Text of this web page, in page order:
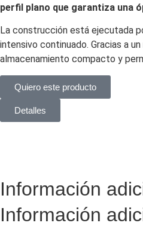
perfil plano que garantiza una
La construcción está ejecutada
intensivo continuado. Gracias a
almacenamiento compacto y
Quiero este producto
Detalles
Información
Información